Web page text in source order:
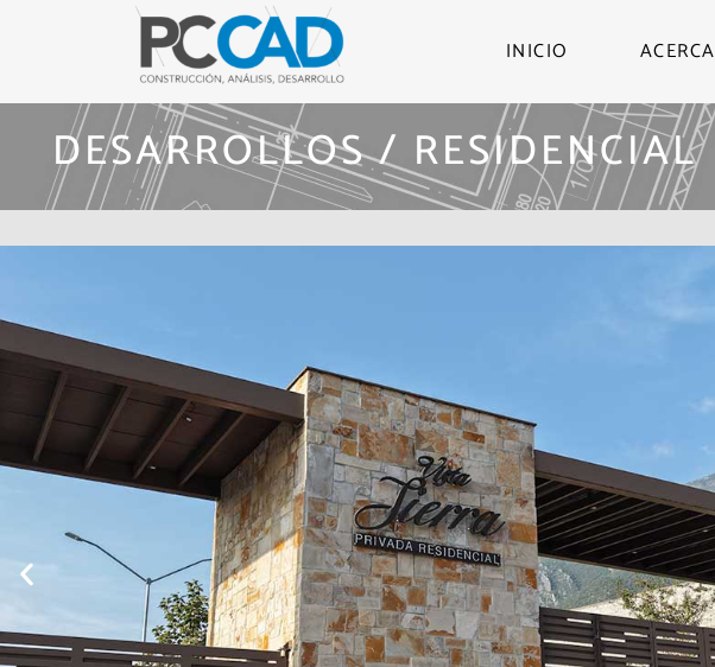
INICIO ACERCA
DESARROLLOS / RESIDENCIAL